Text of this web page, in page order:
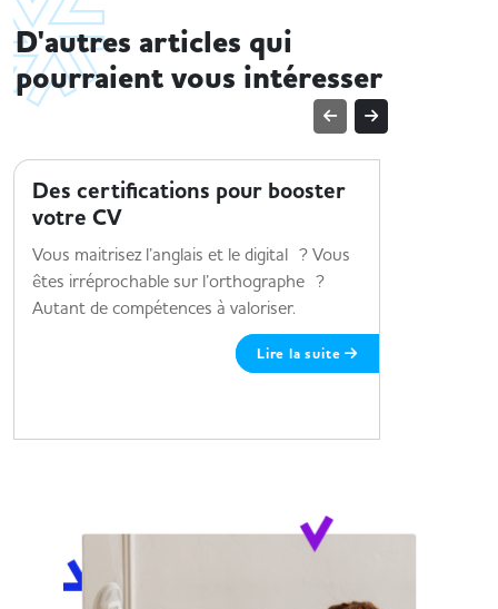
D'autres articles qui
pourraient vous intéresser
Des certifications pour booster
votre CV
Vous maitrisez l’anglais et le digital ? Vous
êtes irréprochable sur l’orthographe ?
Autant de compétences à valoriser.
Lire la suite